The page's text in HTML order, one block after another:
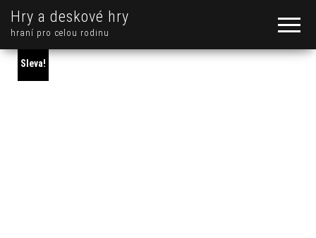
Hry a deskové hry
hraní pro celou rodinu
Sleva!